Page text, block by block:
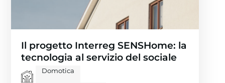
Il progetto Interreg SENSHome: la
tecnologia al servizio del sociale
Domotica